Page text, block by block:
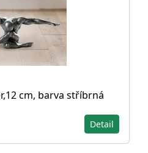
cm, barva stříbrná
Detail